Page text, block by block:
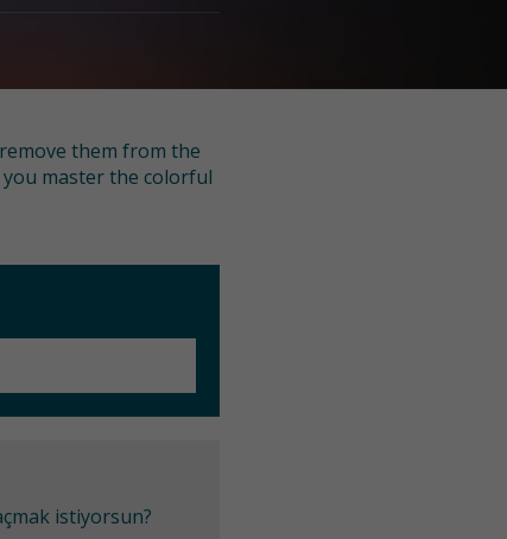
them from the
you master the colorful
istiyorsun?